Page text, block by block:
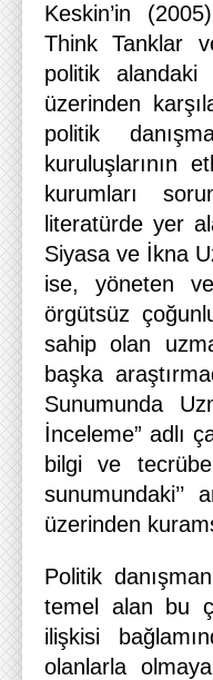
Keskin’in
Think Tanklar
politik
üzerinden
politik
kuruluşlarının
kurumları
literatürde yer
Siyasa ve İkna
ise, yöneten ve
örgütsüz
sahip olan
başka
Sunumunda
İnceleme” adlı
bilgi ve
üzerinden
Politik
temel alan bu
ilişkisi
olanlarla